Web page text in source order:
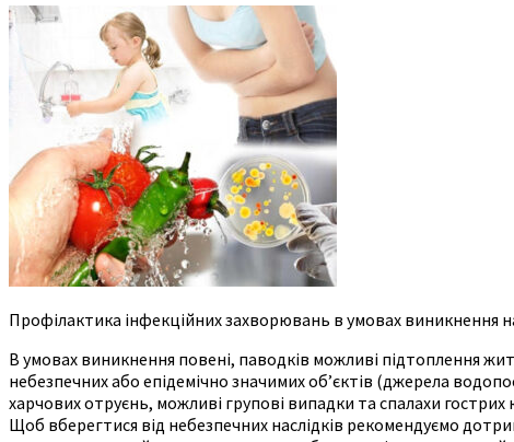
Профілактика інфекційних захворювань в умовах виникнення
В умовах виникнення повені, паводків можливі підтоплення
небезпечних або епідемічно значимих об’єктів (джерела
харчових отруєнь, можливі групові випадки та спалахи гострих
Щоб вберегтися від небезпечних наслідків рекомендуємо